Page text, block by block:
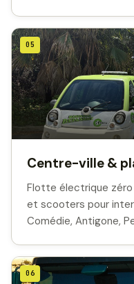
05
Centre-ville &
Flotte électrique
et scooters pour
Comédie, Antigone,
06